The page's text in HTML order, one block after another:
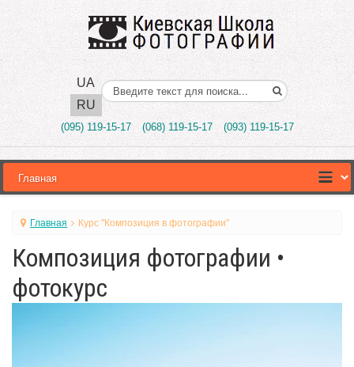
UA
RU
Поиск..
(095) 119-15-17 (068) 119-15-17 (093) 119-15-17
Главная Курс "Композиция в фотографии"
Композиция фотографии •
фотокурс